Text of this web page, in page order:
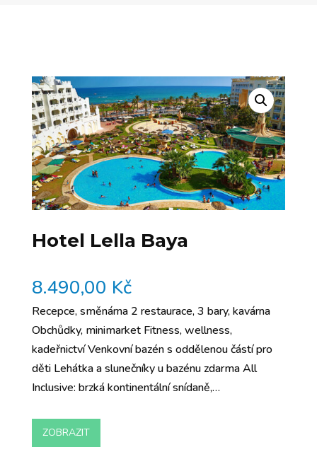
Hotel Lella Baya
8.490,00 Kč
Recepce, směnárna 2 restaurace, 3 bary, kavárna
Obchůdky, minimarket Fitness, wellness,
kadeřnictví Venkovní bazén s oddělenou částí pro
děti Lehátka a slunečníky u bazénu zdarma All
Inclusive: brzká kontinentální snídaně,…
ZOBRAZIT